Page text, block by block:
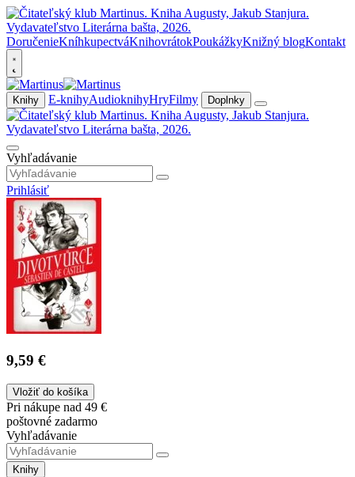
DoručenieKníhkupectváKnihovrátokPoukážkyKnižný blogKontakt
Knihy E-knihyAudioknihyHryFilmy Doplnky
Vyhľadávanie
Prihlásiť
9,59 €
Vložiť do košíka
Pri nákupe nad 49 €
poštovné zadarmo
Vyhľadávanie
Knihy